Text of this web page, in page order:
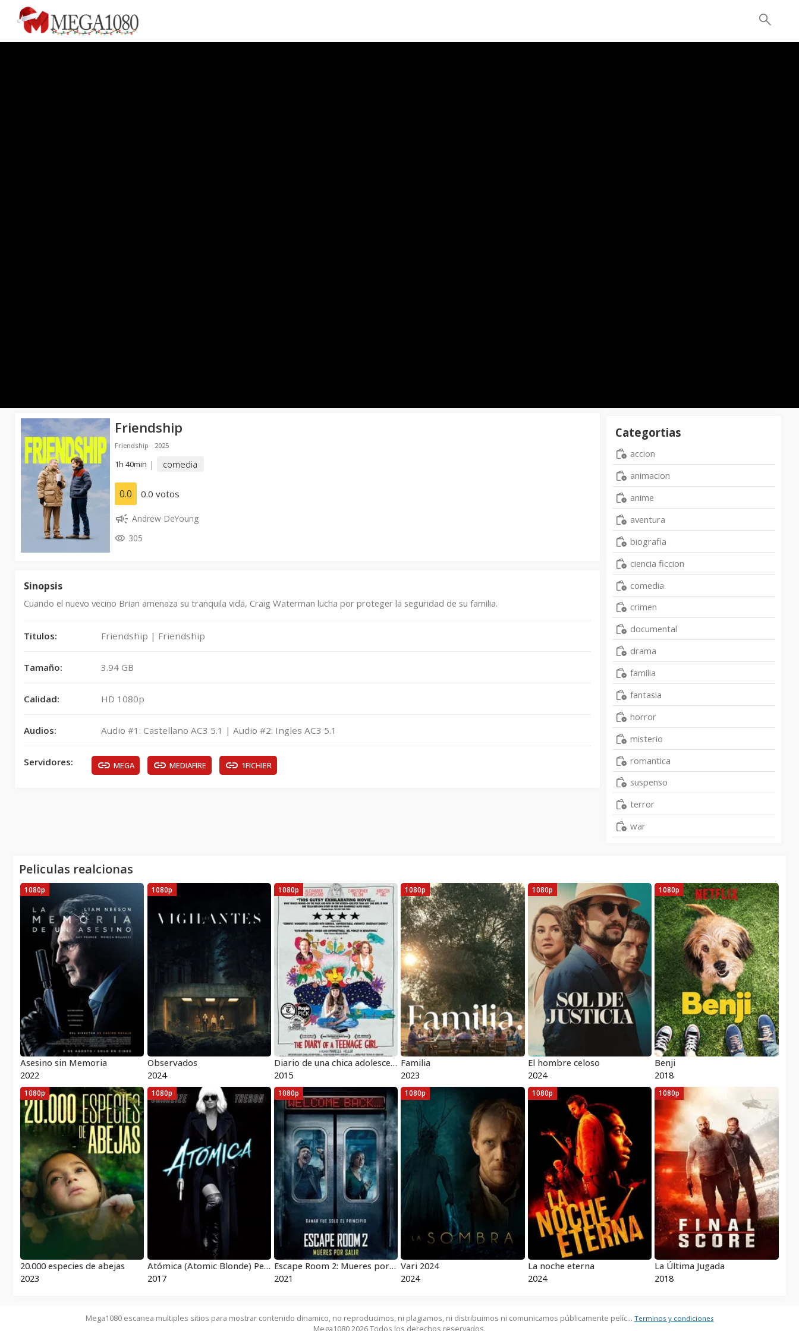
Friendship
Friendship 2025
1h 40min | comedia
0.0 0.0 votos
Andrew DeYoung
305
Sinopsis
Cuando el nuevo vecino Brian amenaza su tranquila vida, Craig Waterman lucha por proteger la seguridad de su familia.
Titulos: Friendship | Friendship
Tamaño: 3.94 GB
Calidad: HD 1080p
Audios: Audio #1: Castellano AC3 5.1 | Audio #2: Ingles AC3 5.1
Servidores: MEGA MEDIAFIRE 1FICHIER
Categortias
accion
animacion
anime
aventura
biografia
ciencia ficcion
comedia
crimen
documental
drama
familia
fantasia
horror
misterio
romantica
suspenso
terror
war
Peliculas realcionas
Asesino sin Memoria
2022
1080p
Observados
2024
1080p
Diario de una chica adolescente Pelicula Completa HD 1080 [MEGA] [LATINO]
2015
1080p
Familia
2023
1080p
El hombre celoso
2024
1080p
Benji
2018
1080p
20.000 especies de abejas
2023
1080p
Atómica (Atomic Blonde) Pelicula Completa HD 1080p [MEGA] [LATINO]
2017
1080p
Escape Room 2: Mueres por salir
2021
1080p
Vari 2024
2024
1080p
La noche eterna
2024
1080p
La Última Jugada
2018
1080p
Mega1080 escanea multiples sitios para mostrar contenido dinamico, no reproducimos, ni plagiamos, ni distribuimos ni comunicamos públicamente pelíc... Terminos y condiciones